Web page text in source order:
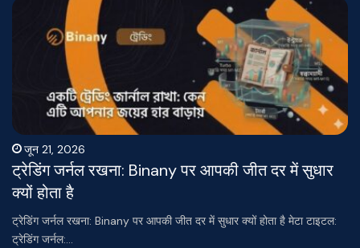
जून 21, 2026
ट्रेडिंग जर्नल रखना: Binany पर आपकी जीत दर में सुधार
क्यों होता है
ट्रेडिंग जर्नल रखना: Binany पर आपकी जीत दर में सुधार क्यों होता है मेटा टाइटल:
ट्रेडिंग जर्नल:…